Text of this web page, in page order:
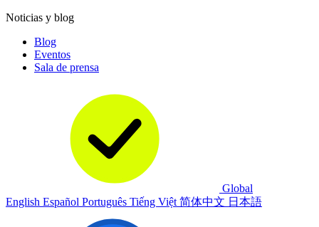
Noticias y blog
Blog
Eventos
Sala de prensa
Global
English Español Português Tiếng Việt 简体中文 日本語